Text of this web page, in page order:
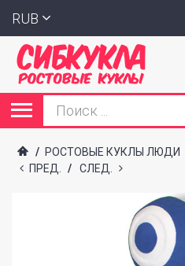
RUB
/ РОСТОВЫЕ КУКЛЫ ЛЮДИ
ПРЕД.
/ СЛЕД.